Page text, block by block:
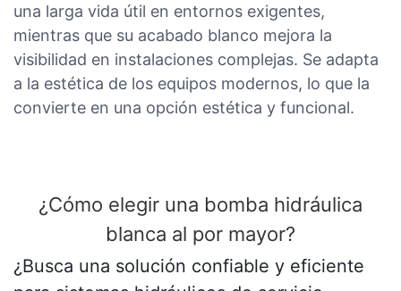
una larga vida útil en entornos exigentes,
mientras que su acabado blanco mejora la
visibilidad en instalaciones complejas. Se adapta
a la estética de los equipos modernos, lo que la
convierte en una opción estética y funcional.
¿Cómo elegir una bomba hidráulica
blanca al por mayor?
¿Busca una solución confiable y eficiente